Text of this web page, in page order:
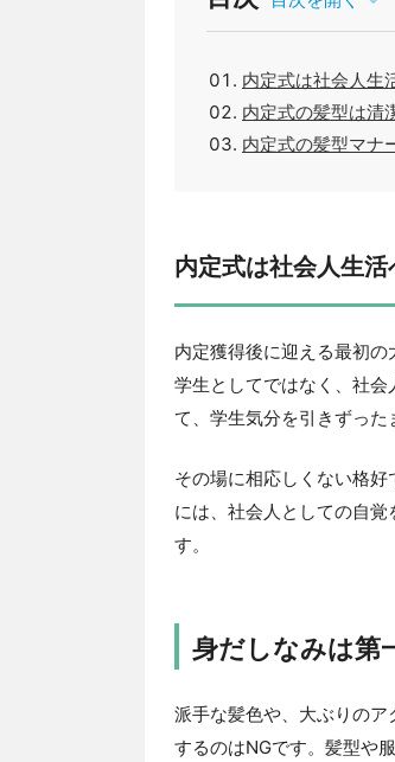
内定式は社会人生
内定式の髪型は清
内定式の髪型マナ
内定式は社会人生
内定獲得後に迎える最初
学生としてではなく、社
て、学生気分を引きずった
その場に相応しくない格
には、社会人としての自
す。
身だしなみは第
派手な髪色や、大ぶりの
するのはNGです。髪型や